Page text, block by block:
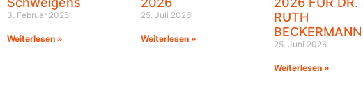
3. Februar 2025
Weiterlesen »
25. Juli 2026
Weiterlesen »
RUTH
BECKERMANN
25. Juni 2026
Weiterlesen »